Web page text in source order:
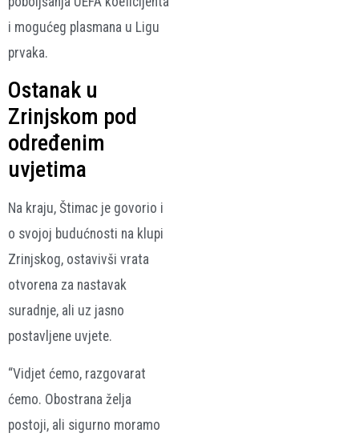
i mogućeg plasmana u Ligu
prvaka.
Ostanak u
Zrinjskom pod
određenim
uvjetima
Na kraju, Štimac je govorio i
o svojoj budućnosti na klupi
Zrinjskog, ostavivši vrata
otvorena za nastavak
suradnje, ali uz jasno
postavljene uvjete.
“Vidjet ćemo, razgovarat
ćemo. Obostrana želja
postoji, ali sigurno moramo